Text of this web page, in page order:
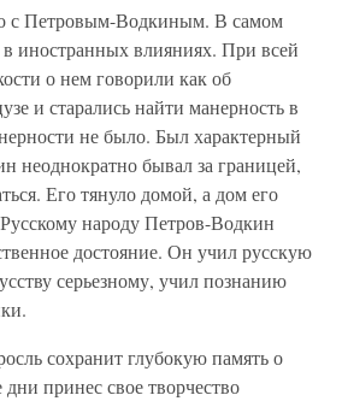
с Петровым-Водкиным. В самом
в иностранных влияниях. При всей
о нем говорили как об
и старались найти манерность в
не было. Был характерный
неоднократно бывал за границей,
Его тянуло домой, а дом его
народу Петров-Водкин
достояние. Он учил русскую
серьезному, учил познанию
сохранит глубокую память о
принес свое творчество